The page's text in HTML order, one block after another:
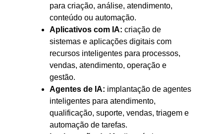
para criação, análise, atendimento,
conteúdo ou automação.
Aplicativos com IA: criação de
sistemas e aplicações digitais com
recursos inteligentes para processos,
vendas, atendimento, operação e
gestão.
Agentes de IA: implantação de agentes
inteligentes para atendimento,
qualificação, suporte, vendas, triagem e
automação de tarefas.